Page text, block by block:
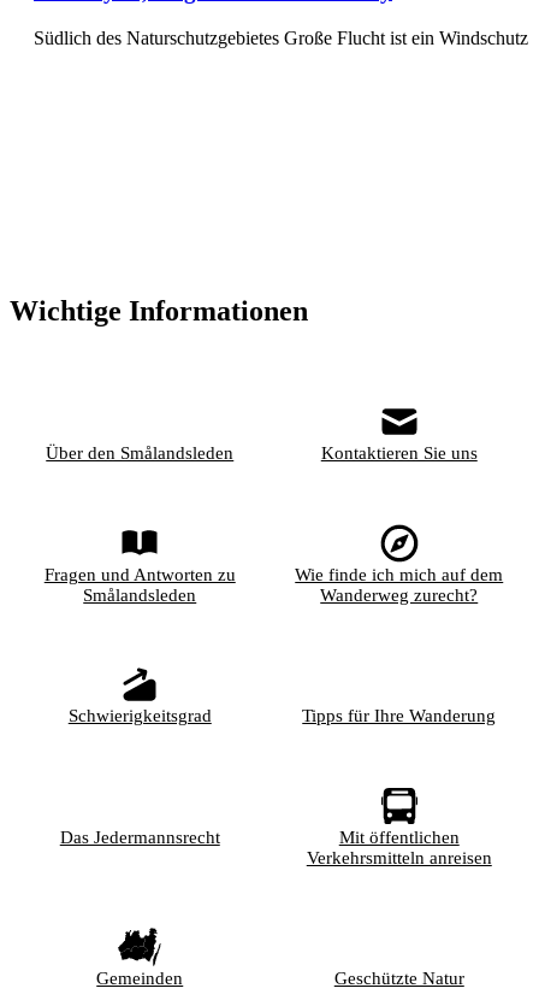
Südlich des Naturschutzgebietes Große Flucht ist ein
Wichtige Informationen
Über den Smålandsleden Kontaktieren Sie uns
Fragen und Antworten zu
Smålandsleden
Wie finde ich mich auf dem
Wanderweg zurecht?
Schwierigkeitsgrad Tipps für Ihre Wanderung
Das Jedermannsrecht
Mit öffentlichen
Verkehrsmitteln anreisen
Gemeinden Geschützte Natur